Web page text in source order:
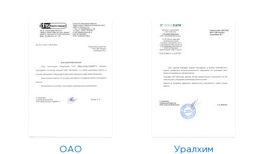
ОАО
Уралхим